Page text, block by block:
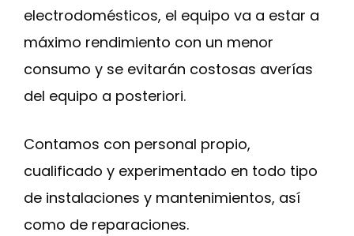
electrodomésticos, el equipo va a estar a
máximo rendimiento con un menor
consumo y se evitarán costosas averías
del equipo a posteriori.
Contamos con personal propio,
cualificado y experimentado en todo tipo
de instalaciones y mantenimientos, así
como de reparaciones.